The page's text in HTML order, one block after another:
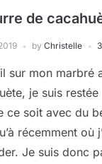
de
by Christelle
sur mon marbré
je suis
ce soit avec du
récemment où
Je suis donc